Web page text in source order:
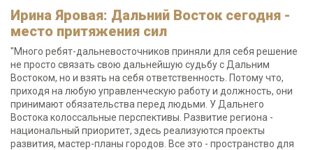
Ирина Яровая: Дальний Восток сегодня -
место притяжения сил
"Много ребят-дальневосточников приняли для себя решение
не просто связать свою дальнейшую судьбу с Дальним
Востоком, но и взять на себя ответственность. Потому что,
приходя на любую управленческую работу и должность, они
принимают обязательства перед людьми. У Дальнего
Востока колоссальные перспективы. Развитие региона -
национальный приоритет, здесь реализуются проекты
развития, мастер-планы городов. Все это - пространство для